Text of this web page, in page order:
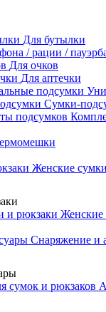
Для бутылки
Для очков
Для аптечки
Сумки-
Женские
Женские
Снаряжение и